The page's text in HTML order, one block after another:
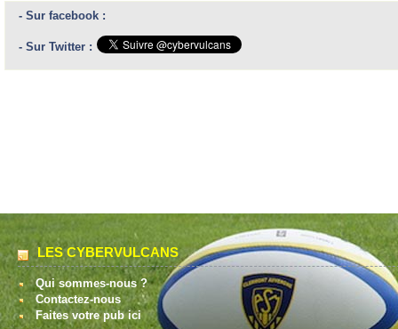
- Sur facebook :
- Sur Twitter :
LES CYBERVULCANS
Qui sommes-nous ?
Contactez-nous
Faites votre pub ici